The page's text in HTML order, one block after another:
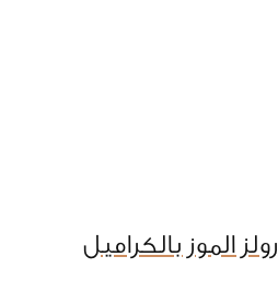
الموز بالكراميل